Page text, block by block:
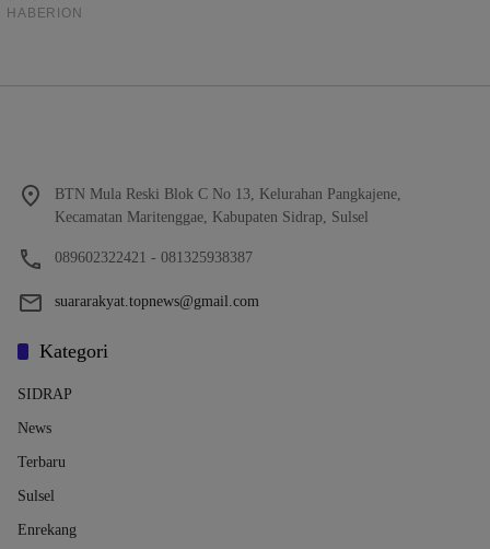
BTN Mula Reski Blok C No 13, Kelurahan Pangkajene,
Kecamatan Maritenggae, Kabupaten Sidrap, Sulsel
089602322421 - 081325938387
suararakyat.topnews@gmail.com
Kategori
SIDRAP
News
Terbaru
Sulsel
Enrekang